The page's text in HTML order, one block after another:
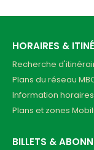
HORAIRES &
Recherche
Plans du réseau
Information
Plans et zones
BILLETS &